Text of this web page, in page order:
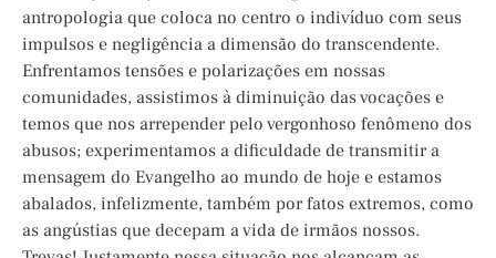
antropologia que coloca no centro o indivíduo com seus
impulsos e negligência a dimensão do transcendente.
Enfrentamos tensões e polarizações em nossas
comunidades, assistimos à diminuição das vocações e
temos que nos arrepender pelo vergonhoso fenômeno dos
abusos; experimentamos a dificuldade de transmitir a
mensagem do Evangelho ao mundo de hoje e estamos
abalados, infelizmente, também por fatos extremos, como
as angústias que decepam a vida de irmãos nossos.